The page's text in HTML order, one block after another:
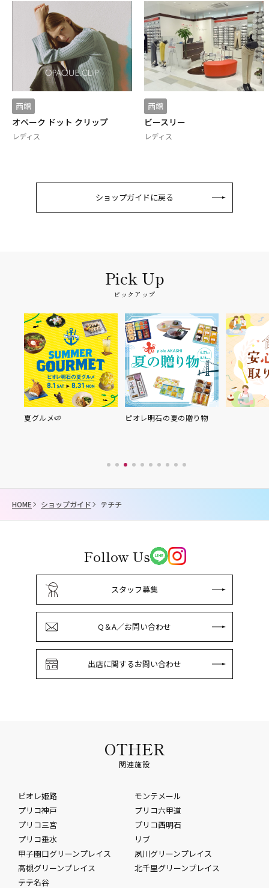
西館
オペーク ドット クリップ
レディス
西館
ビースリー
レディス
ショップガイドに戻る
ピックアップ
夏グルメ🍉 ピオレ明石の夏の贈り物
HOME ショップガイド テチチ
Follow Us
スタッフ募集
Q＆A／お問い合わせ
出店に関するお問い合わせ
OTHER
関連施設
ピオレ姫路
モンテメール
プリコ神戸
プリコ六甲道
プリコ三宮
プリコ西明石
プリコ垂水
リブ
甲子園口グリーンプレイス
夙川グリーンプレイス
高槻グリーンプレイス
北千里グリーンプレイス
テテ名谷